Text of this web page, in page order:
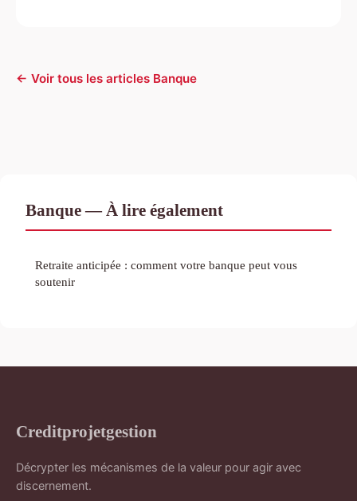
← Voir tous les articles Banque
Banque — À lire également
Retraite anticipée : comment votre banque peut vous
soutenir
Creditprojetgestion
Décrypter les mécanismes de la valeur pour agir avec
discernement.